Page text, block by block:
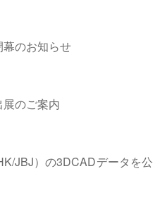
幕のお知らせ
展のご案内
JBJ）の3DCADデータを公